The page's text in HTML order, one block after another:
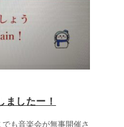
ましたー！
も音楽会が無事開催さ